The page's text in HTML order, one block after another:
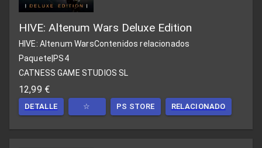
HIVE: Altenum Wars Deluxe Edition
HIVE: Altenum WarsContenidos relacionados
Paquete PS4
CATNESS GAME STUDIOS SL
12,99 €
DETALLE ☆ PS STORE RELACIONADO